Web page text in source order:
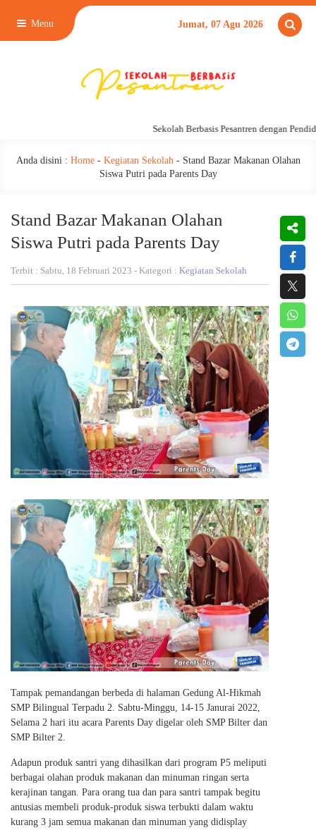
Menu Jumat, 07 Agu 2026
Sekolah Berbasis Pesantren dengan
Anda disini : Home- Kegiatan Sekolah- Stand Bazar Makanan Olahan
Siswa Putri pada Parents Day
Stand Bazar Makanan Olahan
Siswa Putri pada Parents Day
Terbit : Sabtu, 18 Februari 2023 - Kategori : Kegiatan Sekolah
Tampak pemandangan berbeda di halaman Gedung Al-Hikmah
SMP Bilingual Terpadu 2. Sabtu-Minggu, 14-15 Janurai 2022,
Selama 2 hari itu acara Parents Day digelar oleh SMP Bilter dan
SMP Bilter 2.
Adapun produk santri yang dihasilkan dari program P5 meliputi
berbagai olahan produk makanan dan minuman ringan serta
kerajinan tangan. Para orang tua dan para santri tampak begitu
antusias membeli produk-produk siswa terbukti dalam waktu
kurang 3 jam semua makanan dan minuman yang didisplay